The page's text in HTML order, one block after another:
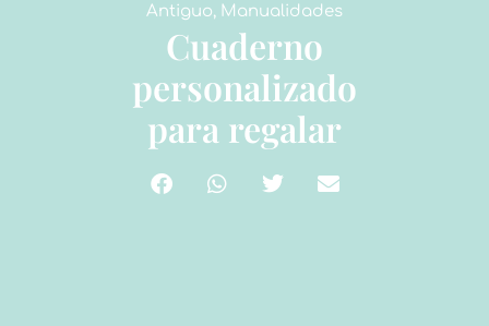
Antiguo, Manualidades
Cuaderno
personalizado
para regalar